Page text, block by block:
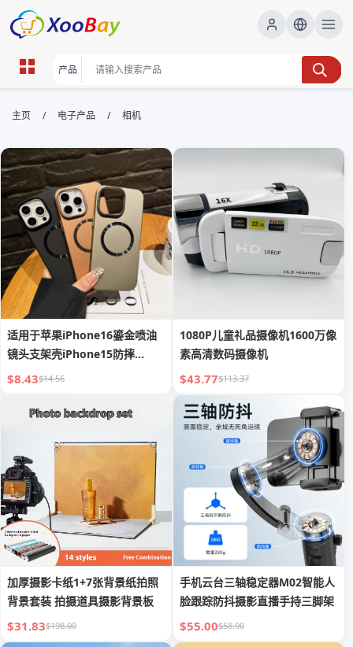
相机 | XOOBAY B2B/B2C Marketplace
为你筛选高性价比相机及配件要点与评测指南
主页 / 电子产品 / 相机
适用于苹果iPhone16鎏金喷油
镜头支架壳iPhone15防摔
14Pro保护套
$8.43$14.56
1080P儿童礼品摄像机1600万像
素高清数码摄像机
$43.77$113.37
加厚摄影卡纸1+7张背景纸拍照
背景套装 拍摄道具摄影背景板
$31.83$198.00
手机云台三轴稳定器M02智能人
脸跟踪防抖摄影直播手持三脚架
$55.00$58.00